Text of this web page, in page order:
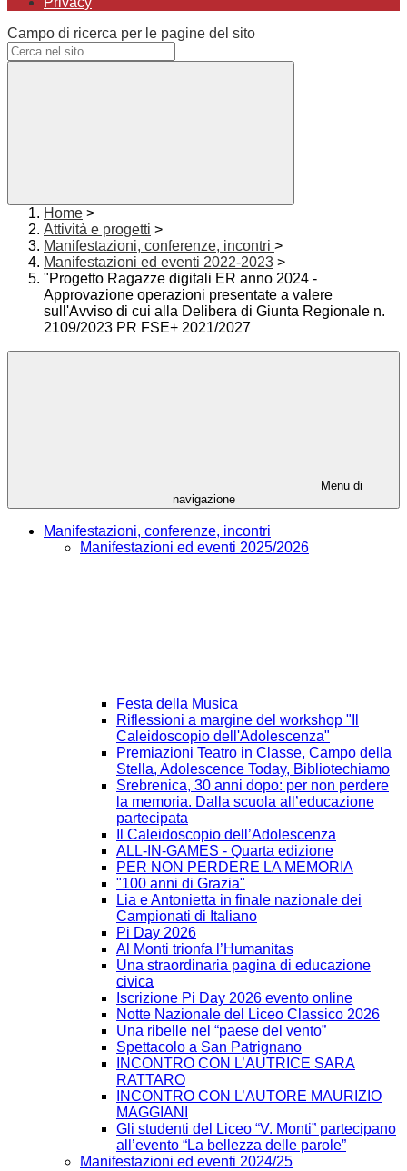
Campo di ricerca per le pagine del sito
Home >
Attività e progetti >
Manifestazioni, conferenze, incontri >
Manifestazioni ed eventi 2022-2023 >
"Progetto Ragazze digitali ER anno 2024 -
Approvazione operazioni presentate a valere
sull'Avviso di cui alla Delibera di Giunta Regionale n.
2109/2023 PR FSE+ 2021/2027
Menu di
navigazione
Manifestazioni, conferenze, incontri
Manifestazioni ed eventi 2025/2026
Festa della Musica
Riflessioni a margine del workshop "Il
Caleidoscopio dell'Adolescenza"
Premiazioni Teatro in Classe, Campo della
Stella, Adolescence Today, Bibliotechiamo
Srebrenica, 30 anni dopo: per non perdere
la memoria. Dalla scuola all’educazione
partecipata
Il Caleidoscopio dell’Adolescenza
ALL-IN-GAMES - Quarta edizione
PER NON PERDERE LA MEMORIA
"100 anni di Grazia"
Lia e Antonietta in finale nazionale dei
Campionati di Italiano
Pi Day 2026
Al Monti trionfa l’Humanitas
Una straordinaria pagina di educazione
civica
Iscrizione Pi Day 2026 evento online
Notte Nazionale del Liceo Classico 2026
Una ribelle nel “paese del vento”
Spettacolo a San Patrignano
INCONTRO CON L’AUTRICE SARA
RATTARO
INCONTRO CON L’AUTORE MAURIZIO
MAGGIANI
Gli studenti del Liceo “V. Monti” partecipano
all’evento “La bellezza delle parole”
Manifestazioni ed eventi 2024/25